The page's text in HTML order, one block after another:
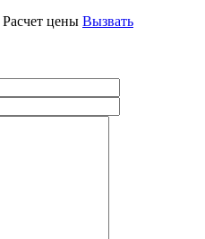
Расчет цены Вызвать